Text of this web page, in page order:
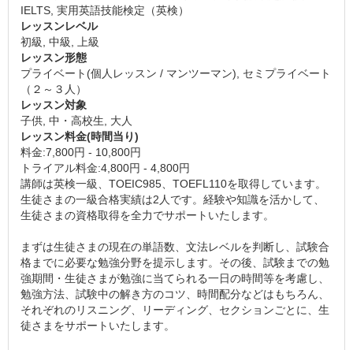
IELTS, 実用英語技能検定（英検）
レッスンレベル
初級, 中級, 上級
レッスン形態
プライベート(個人レッスン / マンツーマン), セミプライベート
（２～３人）
レッスン対象
子供, 中・高校生, 大人
レッスン料金(時間当り)
料金:7,800円 - 10,800円
トライアル料金:4,800円 - 4,800円
講師は英検一級、TOEIC985、TOEFL110を取得しています。
生徒さまの一級合格実績は2人です。経験や知識を活かして、
生徒さまの資格取得を全力でサポートいたします。
まずは生徒さまの現在の単語数、文法レベルを判断し、試験合
格までに必要な勉強分野を提示します。その後、試験までの勉
強期間・生徒さまが勉強に当てられる一日の時間等を考慮し、
勉強方法、試験中の解き方のコツ、時間配分などはもちろん、
それぞれのリスニング、リーディング、セクションごとに、生
徒さまをサポートいたします。